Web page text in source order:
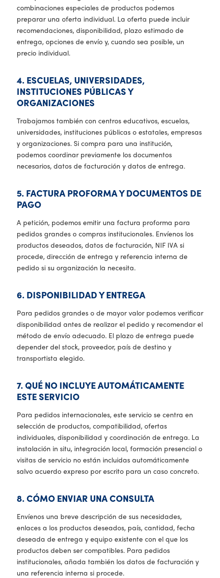
combinaciones especiales de productos podemos
preparar una oferta individual. La oferta puede incluir
recomendaciones, disponibilidad, plazo estimado de
entrega, opciones de envío y, cuando sea posible, un
precio individual.
4. ESCUELAS, UNIVERSIDADES,
INSTITUCIONES PÚBLICAS Y
ORGANIZACIONES
Trabajamos también con centros educativos, escuelas,
universidades, instituciones públicas o estatales, empresas
y organizaciones. Si compra para una institución,
podemos coordinar previamente los documentos
necesarios, datos de facturación y datos de entrega.
5. FACTURA PROFORMA Y DOCUMENTOS DE
PAGO
A petición, podemos emitir una factura proforma para
pedidos grandes o compras institucionales. Envíenos los
productos deseados, datos de facturación, NIF IVA si
procede, dirección de entrega y referencia interna de
pedido si su organización la necesita.
6. DISPONIBILIDAD Y ENTREGA
Para pedidos grandes o de mayor valor podemos verificar
disponibilidad antes de realizar el pedido y recomendar el
método de envío adecuado. El plazo de entrega puede
depender del stock, proveedor, país de destino y
transportista elegido.
7. QUÉ NO INCLUYE AUTOMÁTICAMENTE
ESTE SERVICIO
Para pedidos internacionales, este servicio se centra en
selección de productos, compatibilidad, ofertas
individuales, disponibilidad y coordinación de entrega. La
instalación in situ, integración local, formación presencial o
visitas de servicio no están incluidas automáticamente
salvo acuerdo expreso por escrito para un caso concreto.
8. CÓMO ENVIAR UNA CONSULTA
Envíenos una breve descripción de sus necesidades,
enlaces a los productos deseados, país, cantidad, fecha
deseada de entrega y equipo existente con el que los
productos deben ser compatibles. Para pedidos
institucionales, añada también los datos de facturación y
una referencia interna si procede.